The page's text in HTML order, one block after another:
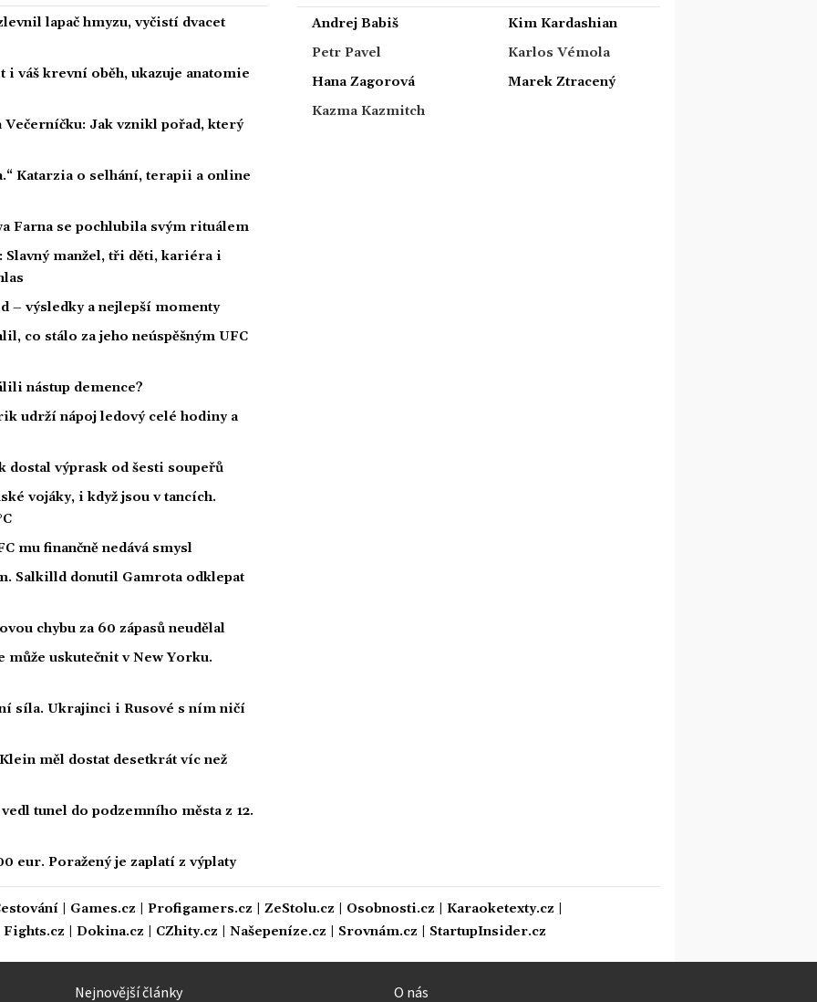
lapač hmyzu, vyčistí dvacet
váš krevní oběh, ukazuje anatomie
Večerníčku: Jak vznikl pořad, který
Katarzia o selhání, terapii a online
Farna se pochlubila svým rituálem
manžel, tři děti, kariéra i
– výsledky a nejlepší momenty
co stálo za jeho neúspěšným UFC
nástup demence?
udrží nápoj ledový celé hodiny a
dostal výprask od šesti soupeřů
vojáky, i když jsou v tancích.
mu finančně nedává smysl
Salkilld donutil Gamrota odklepat
chybu za 60 zápasů neudělal
může uskutečnit v New Yorku.
síla. Ukrajinci i Rusové s ním ničí
měl dostat desetkrát víc než
tunel do podzemního města z 12.
eur. Poražený je zaplatí z výplaty
Andrej Babiš
Petr Pavel
Hana Zagorová
Kazma Kazmitch
Kim Kardashian
Karlos Vémola
Marek Ztracený
Games.cz Profigamers.cz ZeStolu.cz Osobnosti.cz Karaoketexty.cz
Fights.cz Dokina.cz CZhity.cz Našepeníze.cz Srovnám.cz StartupInsider.cz
Nejnovější články O nás